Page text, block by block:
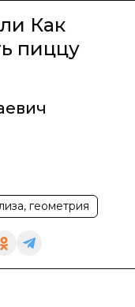
Как
пиццу
геометрия